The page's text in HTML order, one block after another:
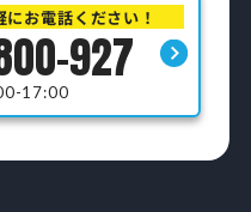
お電話ください！
927
17:00